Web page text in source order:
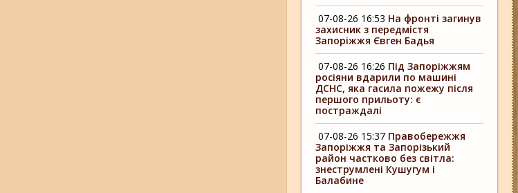
07-08-26 16:53 На фронті загинув
захисник з передмістя
Запоріжжя Євген Бадья
07-08-26 16:26 Під Запоріжжям
росіяни вдарили по машині
ДСНС, яка гасила пожежу після
першого прильоту: є
постраждалі
07-08-26 15:37 Правобережжя
Запоріжжя та Запорізький
район частково без світла:
знеструмлені Кушугум і
Балабине